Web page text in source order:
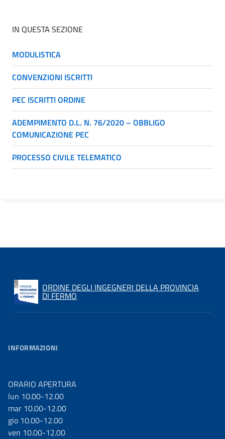
IN QUESTA SEZIONE
MODULISTICA
CONVENZIONI ISCRITTI
PEC ISCRITTI ORDINE
ADEMPIMENTO D.L. N. 76/2020 – OBBLIGO
COMUNICAZIONE PEC
PROCESSO CIVILE TELEMATICO
ORDINE DEGLI INGEGNERI DELLA PROVINCIA
DI FERMO
INFORMAZIONI
ORARIO APERTURA
lun 10.00-12.00
mar 10.00-12.00
gio 10.00-12.00
ven 10.00-12.00